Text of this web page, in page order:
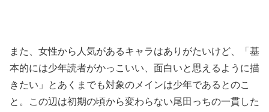
また、女性から人気があるキャラはありがたいけど、「基
本的には少年読者がかっこいい、面白いと思えるように描
きたい」とあくまでも対象のメインは少年であるとのこ
と。この辺は初期の頃から変わらない尾田っちの一貫した